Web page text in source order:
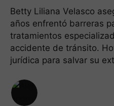
Betty Liliana Velasco
años enfrentó barreras
tratamientos
accidente de tránsito.
jurídica para salvar su